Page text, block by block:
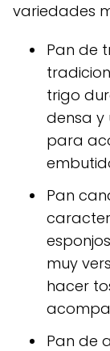
variedades
Pan de
trigo
densa y
para
Pan
muy
hacer
Pan de